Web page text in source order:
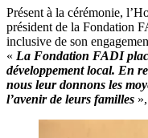
Présent à la cérémonie,
président de la Fondation
inclusive de son
« La Fondation FADI
développement local. En
nous leur donnons les
l’avenir de leurs familles